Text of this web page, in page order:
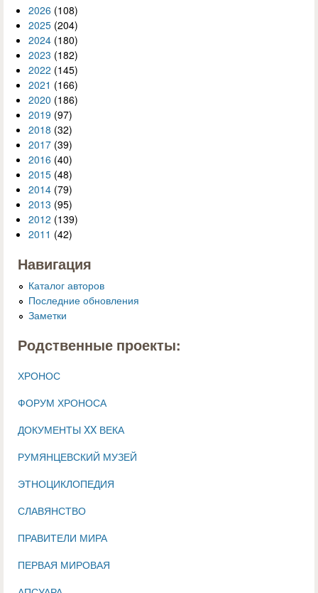
2026 (108)
2025 (204)
2024 (180)
2023 (182)
2022 (145)
2021 (166)
2020 (186)
2019 (97)
2018 (32)
2017 (39)
2016 (40)
2015 (48)
2014 (79)
2013 (95)
2012 (139)
2011 (42)
Навигация
Каталог авторов
Последние обновления
Заметки
Родственные проекты:
ХРОНОС
ФОРУМ ХРОНОСА
ДОКУМЕНТЫ XX ВЕКА
РУМЯНЦЕВСКИЙ МУЗЕЙ
ЭТНОЦИКЛОПЕДИЯ
СЛАВЯНСТВО
ПРАВИТЕЛИ МИРА
ПЕРВАЯ МИРОВАЯ